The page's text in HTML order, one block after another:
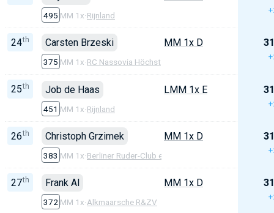
495 MM 1x·Rijnland
24th Carsten Brzeski
375 MM 1x·RC Nassovia Höchst
MM 1x D
25th Job de Haas
451 MM 1x·Rijnland
LMM 1x E
26th Christoph Grzimek
383 MM 1x·Berliner Ruder-Club e.V.
MM 1x D
27th Frank Al
372 MM 1x·Alkmaarsche R&ZV
MM 1x D